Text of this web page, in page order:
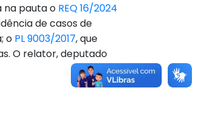
na pauta o REQ 16/2024
de casos de
o PL 9003/2017, que
O relator, deputado